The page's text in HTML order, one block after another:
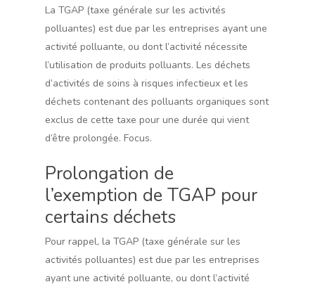
La TGAP (taxe générale sur les activités
polluantes) est due par les entreprises ayant une
activité polluante, ou dont l’activité nécessite
l’utilisation de produits polluants. Les déchets
d’activités de soins à risques infectieux et les
déchets contenant des polluants organiques sont
exclus de cette taxe pour une durée qui vient
d’être prolongée. Focus.
Prolongation de
l’exemption de TGAP pour
certains déchets
Pour rappel, la TGAP (taxe générale sur les
activités polluantes) est due par les entreprises
ayant une activité polluante, ou dont l’activité